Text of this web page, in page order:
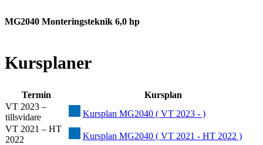
MG2040 Monteringsteknik 6,0 hp
Kursplaner
Termin
Kursplan
VT 2023 –
tillsvidare
Kursplan MG2040 ( VT 2023 - )
VT 2021 – HT
2022
Kursplan MG2040 ( VT 2021 - HT 2022 )